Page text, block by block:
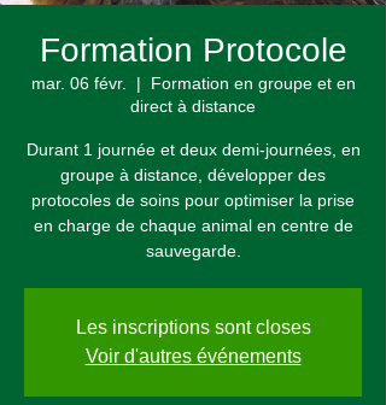
Formation Protocole
mar. 06 févr.
  |
Formation en groupe et en
direct à distance
Durant 1 journée et deux demi-journées, en
groupe à distance, développer des
protocoles de soins pour optimiser la prise
en charge de chaque animal en centre de
sauvegarde.
Les inscriptions sont closes
Voir d'autres événements